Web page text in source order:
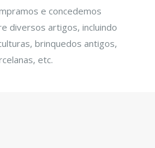
e concedemos
diversos artigos, incluindo
brinquedos antigos,
etc.